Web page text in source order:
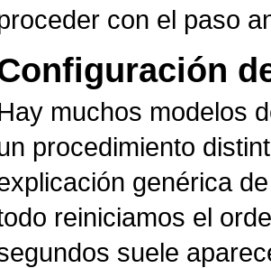
con el paso
muchos modelos
procedimiento
genérica
reiniciamos el
suele